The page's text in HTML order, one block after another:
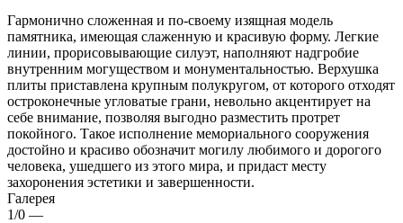
Гармонично сложенная и по-своему изящная модель
памятника, имеющая слаженную и красивую форму. Легкие
линии, прорисовывающие силуэт, наполняют надгробие
внутренним могуществом и монументальностью. Верхушка
плиты приставлена крупным полукругом, от которого отходят
остроконечные угловатые грани, невольно акцентирует на
себе внимание, позволяя выгодно разместить протрет
покойного. Такое исполнение мемориального сооружения
достойно и красиво обозначит могилу любимого и дорогого
человека, ушедшего из этого мира, и придаст месту
захоронения эстетики и завершенности.
Галерея
1/0 —